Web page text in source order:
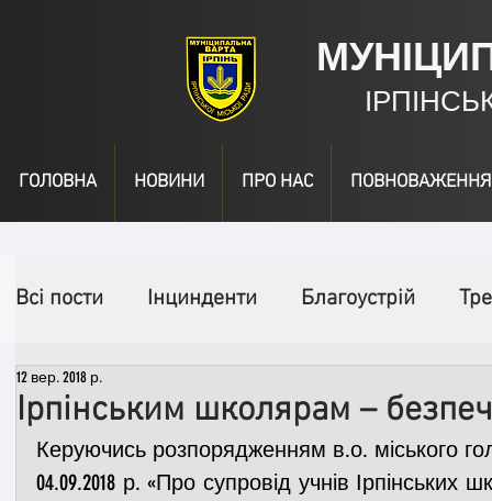
ГОЛОВНА НОВИНИ ПРО НАС ПОВНОВАЖЕННЯ
Всі пости Інцинденти Благоустрій
День народження
Спільні заходи Надзвичайні заходи
Ірпінським школярам –
12 вер. 2018 р.
Керуючись розпорядженням в.о. міського
04.09.2018 р. «Про супровід учнів Ірпінських